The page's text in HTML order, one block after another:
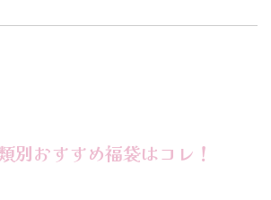
別おすすめ福袋はコレ！